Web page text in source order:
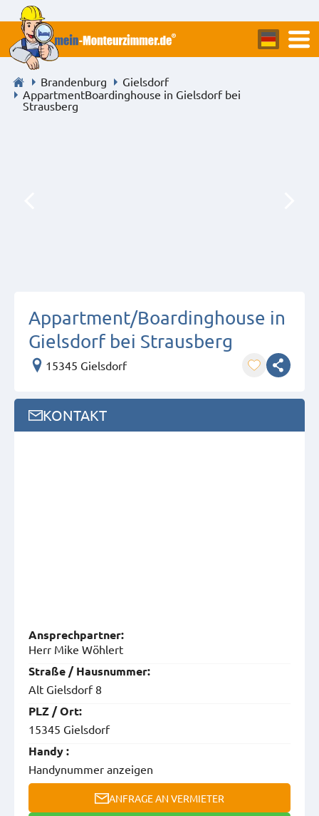
Brandenburg
Gielsdorf
AppartmentBoardinghouse in Gielsdorf bei
Strausberg
Appartment/Boardinghouse in
Gielsdorf bei Strausberg
15345 Gielsdorf
KONTAKT
Ansprech­partner:
Herr Mike Wöhlert
Straße / Hausnummer:
Alt Gielsdorf 8
PLZ / Ort:
15345 Gielsdorf
Handy :
Handynummer anzeigen
ANFRAGE AN VERMIETER